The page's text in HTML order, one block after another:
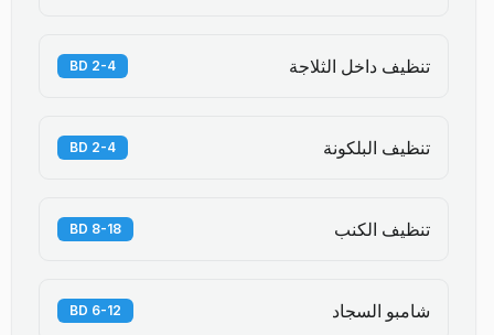
تنظيف داخل الثلاجة 2-4 BD
تنظيف البلكونة 2-4 BD
تنظيف الكنب 8-18 BD
شامبو السجاد 6-12 BD